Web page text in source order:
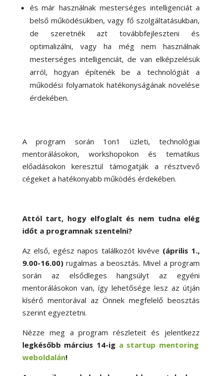
és már használnak mesterséges intelligenciát a
belső működésükben, vagy fő szolgáltatásukban,
de szeretnék azt továbbfejleszteni és
optimalizálni, vagy ha még nem használnak
mesterséges intelligenciát, de van elképzelésük
arról, hogyan építenék be a technológiát a
működési folyamatok hatékonyságának növelése
érdekében.
A program során 1on1 üzleti, technológiai
mentorálásokon, workshopokon és tematikus
előadásokon keresztül támogatják a résztvevő
cégeket a hatékonyabb működés érdekében.
Attól tart, hogy elfoglalt és nem tudna elég
időt a programnak szentelni?
Az első, egész napos találkozót kivéve (április 1.,
9.00-16.00)rugalmas a beosztás. Mivel a program
során az elsődleges hangsúlyt az egyéni
mentorálásokon van, így lehetősége lesz az útján
kísérő mentorával az Önnek megfelelő beosztás
szerint egyeztetni.
Nézze meg a program részleteit és jelentkezz
legkésőbb március 14-ig a startup mentoring
weboldalán!